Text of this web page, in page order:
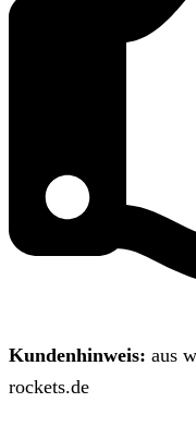
Kundenhinweis: aus
rockets.de